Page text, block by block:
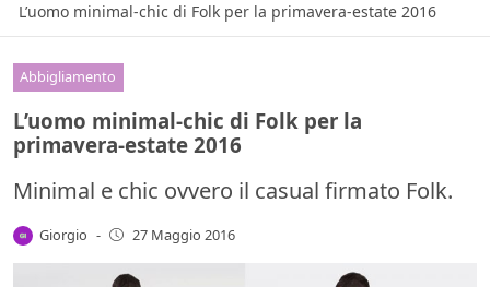
L’uomo minimal-chic di Folk per la primavera-estate 2016
Abbigliamento
L’uomo minimal-chic di Folk per la
primavera-estate 2016
Minimal e chic ovvero il casual firmato Folk.
Giorgio - 27 Maggio 2016